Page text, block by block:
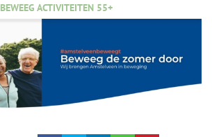
BEWEEG ACTIVITEITEN 55+